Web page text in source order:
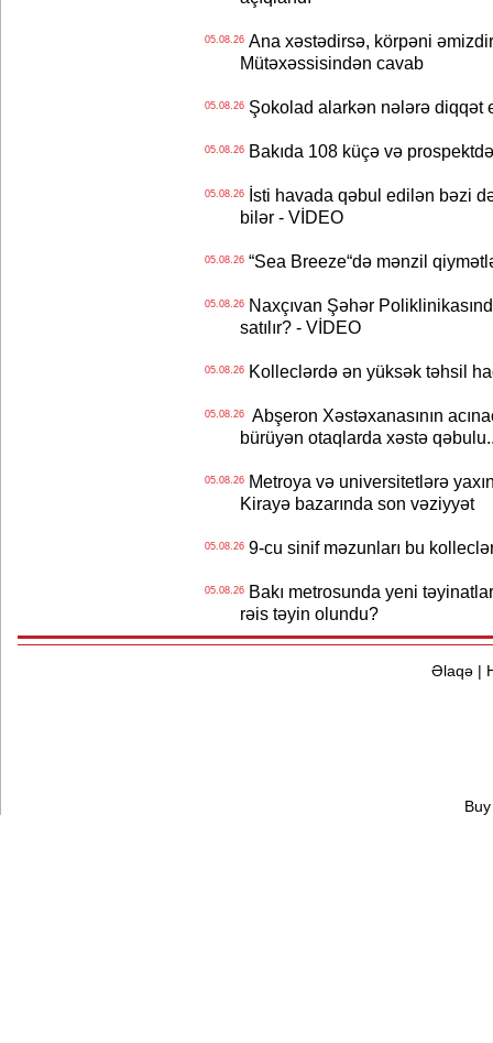
05.08.26Ana xəstədirsə, körpəni
Mütəxəssisindən cavab
05.08.26Şokolad alarkən nələrə diqqət
05.08.26Bakıda 108 küçə və
05.08.26İsti havada qəbul edilən bəzi
bilər - VİDEO
05.08.26“Sea Breeze“də mənzil
05.08.26Naxçıvan Şəhər
satılır? - VİDEO
05.08.26Kolleclərdə ən yüksək təhsil
05.08.26Abşeron Xəstəxanasının
bürüyən otaqlarda xəstə
05.08.26Metroya və universitetlərə
Kirayə bazarında son vəziyyət
05.08.269-cu sinif məzunları bu
05.08.26Bakı metrosunda yeni
rəis təyin olundu?
Əlaqə|